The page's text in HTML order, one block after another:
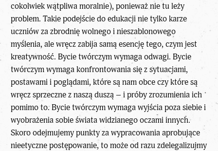
cokolwiek wątpliwa moralnie), ponieważ nie tu leży
problem. Takie podejście doedukacjinie tylko karze
uczniów za zbrodnię wolnego i nieszablonowego
myślenia, ale wręcz zabija samą esencję tego, czym jest
kreatywność. Bycie twórczym wymaga odwagi. Bycie
twórczym wymaga konfrontowania się z sytuacjami,
postawami i poglądami, które są nam obce czy które są
wręcz sprzeczne z naszą duszą – i próby zrozumienia ich
pomimo to. Bycie twórczym wymaga wyjścia poza siebie i
wyobrażenia sobie świata widzianego oczami innych.
Skoro odejmujemy punkty za wypracowania aprobujące
nieetyczne postępowanie, to może od razu zdelegalizujmy